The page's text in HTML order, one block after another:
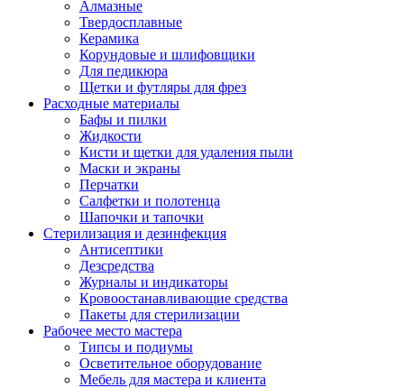
Алмазные
Твердосплавные
Керамика
Корундовые и шлифовщики
Для педикюра
Щетки и футляры для фрез
Расходные материалы
Бафы и пилки
Жидкости
Кисти и щетки для удаления пыли
Маски и экраны
Перчатки
Салфетки и полотенца
Шапочки и тапочки
Стерилизация и дезинфекция
Антисептики
Дезсредства
Журналы и индикаторы
Кровоостанавливающие средства
Пакеты для стерилизации
Рабочее место мастера
Типсы и подиумы
Осветительное оборудование
Мебель для мастера и клиента